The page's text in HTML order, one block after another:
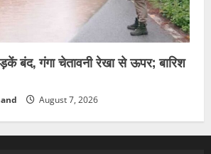
बंद, गंगा चेतावनी रेखा से ऊपर; बारिश
August 7, 2026